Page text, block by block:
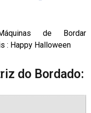
de Bordar
: Happy Halloween
do Bordado: